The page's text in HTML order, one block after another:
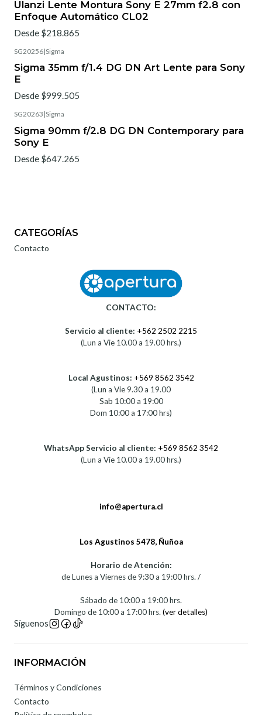
Ulanzi Lente Montura Sony E 27mm f2.8 con
Enfoque Automático CL02
Desde $218.865
SG20256|Sigma
Sigma 35mm f/1.4 DG DN Art Lente para Sony
E
Desde $999.505
SG20263 |Sigma
Sigma 90mm f/2.8 DG DN Contemporary para
Sony E
Desde $647.265
CATEGORÍAS
Contacto
CONTACTO:
Servicio al cliente: +562 2502 2215
(Lun a Vie 10.00 a 19.00 hrs.)
Local Agustinos: +569 8562 3542
(Lun a Vie 9.30 a 19.00
Sab 10:00 a 19:00
Dom 10:00 a 17:00 hrs)
WhatsApp Servicio al cliente: +569 8562 3542
(Lun a Vie 10.00 a 19.00 hrs.)
info@apertura.cl
Los Agustinos 5478, Ñuñoa
Horario de Atención:
de Lunes a Viernes de 9:30 a 19:00 hrs. /
Sábado de 10:00 a 19:00 hrs.
Domingo de 10:00 a 17:00 hrs. (ver detalles)
Síguenos
INFORMACIÓN
Términos y Condiciones
Contacto